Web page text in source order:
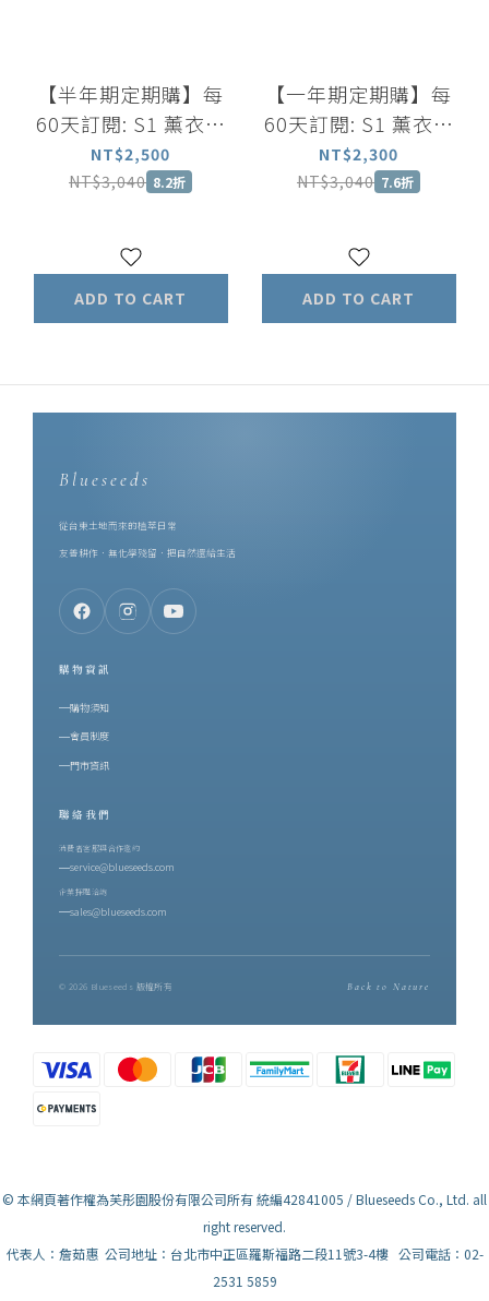
【半年期定期購】每
60天訂閱: S1 薰衣草
迷迭香洗髮露500ml
+尤加利葉茶樹沐浴露
噴霧 100ml
NT$2,500
NT$3,040 8.2折
ADD TO CART
【一年期定期購】每
60天訂閱: S1 薰衣草
迷迭香洗髮露500ml
+尤加利葉茶樹沐浴露
噴霧 100ml
NT$2,300
NT$3,040 7.6折
ADD TO CART
Blueseeds
從台東土地而來的植萃日常
友善耕作．無化學殘留．把自然還給生活
購物資訊
購物須知
會員制度
門市資訊
聯絡我們
消費者客服與合作邀約
service@blueseeds.com
企業採購洽詢
sales@blueseeds.com
© 2026 Blueseeds 版權所有 Back to Nature
© 本網頁著作權為芙彤園股份有限公司所有 統編42841005 / Blueseeds Co., Ltd. all
right reserved.
代表人：詹茹惠 公司地址：台北市中正區羅斯福路二段11號3-4樓 公司電話：02-
2531 5859